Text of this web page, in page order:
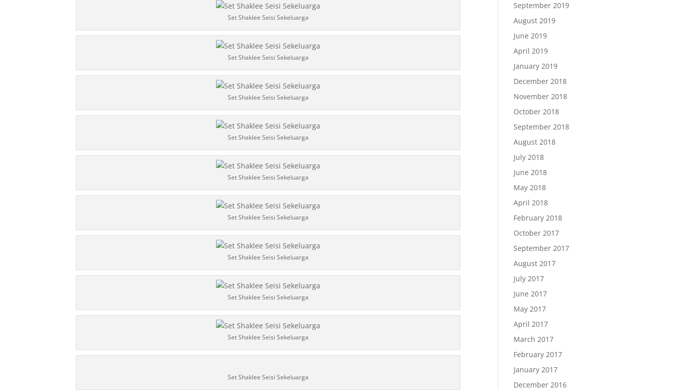
Set Shaklee Seisi Sekeluarga
Set Shaklee Seisi Sekeluarga
Set Shaklee Seisi Sekeluarga
Set Shaklee Seisi Sekeluarga
Set Shaklee Seisi Sekeluarga
Set Shaklee Seisi Sekeluarga
Set Shaklee Seisi Sekeluarga
Set Shaklee Seisi Sekeluarga
Set Shaklee Seisi Sekeluarga
Set Shaklee Seisi Sekeluarga
September 2019
August 2019
June 2019
April 2019
January 2019
December 2018
November 2018
October 2018
September 2018
August 2018
July 2018
June 2018
May 2018
April 2018
February 2018
October 2017
September 2017
August 2017
July 2017
June 2017
May 2017
April 2017
March 2017
February 2017
January 2017
December 2016